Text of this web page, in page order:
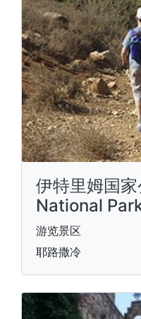
伊特里姆国
National
游览景区
耶路撒冷